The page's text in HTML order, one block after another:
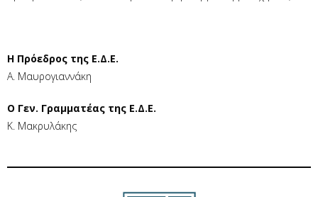
Η Πρόεδρος της Ε.Δ.Ε.
Α. Μαυρογιαννάκη
Ο Γεν. Γραμματέας της Ε.Δ.Ε.
Κ. Μακρυλάκης